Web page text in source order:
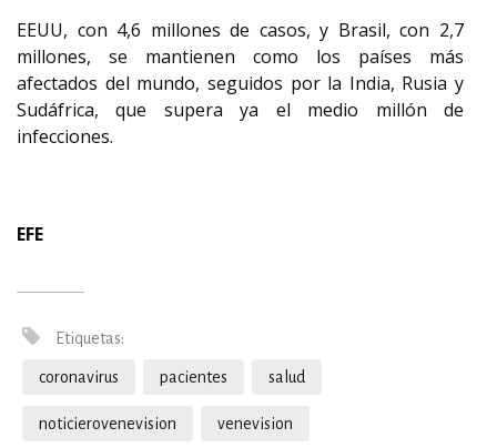
EEUU, con 4,6 millones de casos, y Brasil, con 2,7
millones, se mantienen como los países más
afectados del mundo, seguidos por la India, Rusia y
Sudáfrica, que supera ya el medio millón de
infecciones.
EFE
Etiquetas:
coronavirus pacientes salud
noticierovenevision venevision